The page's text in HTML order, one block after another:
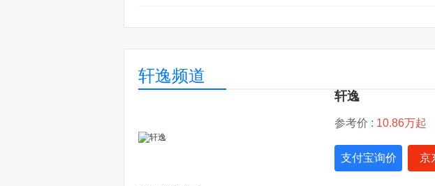
轩逸频道
轩逸
参考价 : 10.86万起
支付宝询价 京